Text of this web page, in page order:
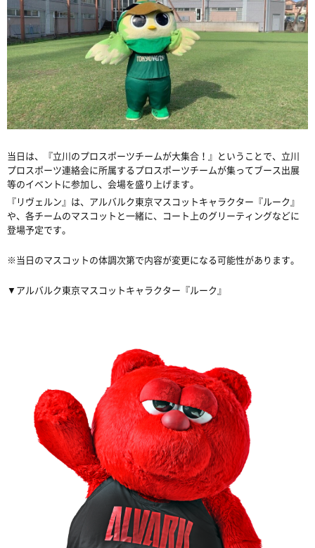
当日は、『立川のプロスポーツチームが大集合！』ということで、立川
プロスポーツ連絡会に所属するプロスポーツチームが集ってブース出展
等のイベントに参加し、会場を盛り上げます。
『リヴェルン』は、アルバルク東京マスコットキャラクター『ルーク』
や、各チームのマスコットと一緒に、コート上のグリーティングなどに
登場予定です。
※当日のマスコットの体調次第で内容が変更になる可能性があります。
▼ アルバルク東京マスコットキャラクター『ルーク』